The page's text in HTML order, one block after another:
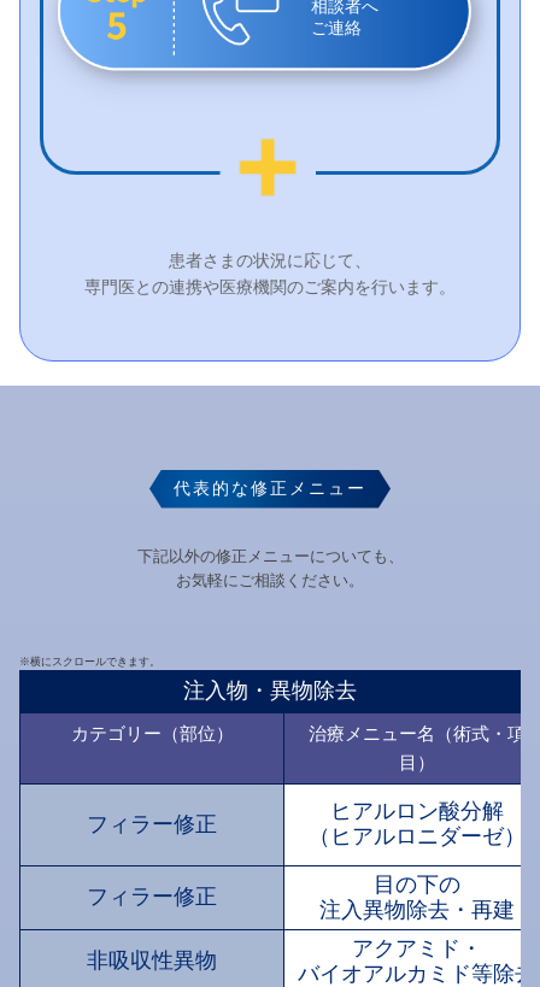
相談者へ
ご連絡
患者さまの状況に応じて、
専門医との連携や医療機関のご案内を行います。
代表的な修正メニュー
下記以外の修正メニューについても、
お気軽にご相談ください。
※横にスクロールできます。
注入物・異物除去
カテゴリー（部位）
治療メニュー名（術式・項
目）
フィラー修正
ヒアルロン酸分解
（ヒアルロニダーゼ）
フィラー修正
目の下の
注入異物除去・再建
非吸収性異物
アクアミド・
バイオアルカミド等除去